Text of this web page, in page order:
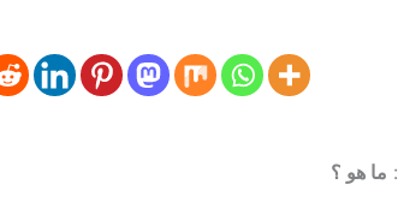
: ما هو ؟